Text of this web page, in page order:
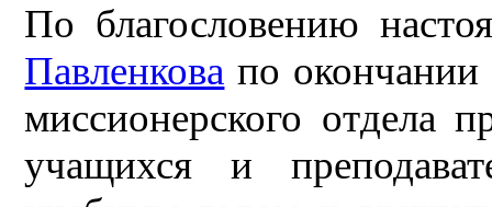
По благословению
Павленкова по
миссионерского отдела
учащихся и